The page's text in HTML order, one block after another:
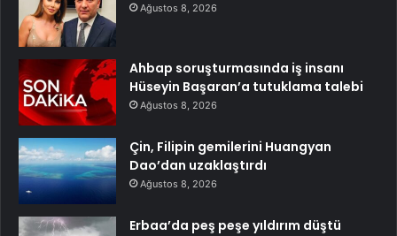
Ağustos 8, 2026
Ahbap soruşturmasında iş insanı
Hüseyin Başaran’a tutuklama talebi
Ağustos 8, 2026
Çin, Filipin gemilerini Huangyan
Dao’dan uzaklaştırdı
Ağustos 8, 2026
Erbaa’da peş peşe yıldırım düştü